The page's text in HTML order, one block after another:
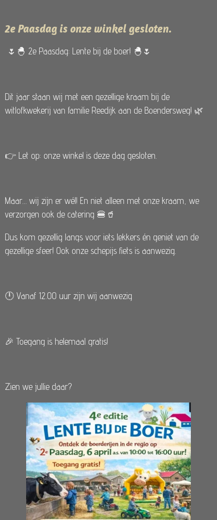
2e Paasdag is onze winkel gesloten.
🌷🐣 2e Paasdag: Lente bij de boer! 🐣🌷
Dit jaar staan wij met een gezellige kraam bij de
witlofkwekerij van familie Reedijk aan de Boendersweg! 🌿
👉 Let op: onze winkel is deze dag gesloten.
Maar… wij zijn er wél! En niet alleen met onze kraam, we
verzorgen ook de catering 🍔🥤
Dus kom gezellig langs voor iets lekkers én geniet van de
gezellige sfeer! Ook onze schepijs fiets is aanwezig.
🕛 Vanaf 12.00 uur zijn wij aanwezig
🎉 Toegang is helemaal gratis!
Zien we jullie daar?